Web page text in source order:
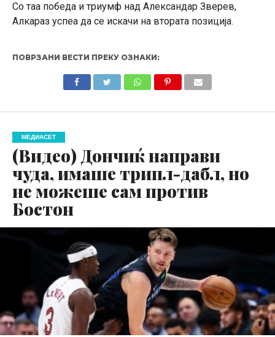
Со таа победа и триумф над Александар Зверев,
Алкараз успеа да се искачи на втората позиција.
ПОВРЗАНИ ВЕСТИ ПРЕКУ ОЗНАКИ:
МЕДИАСЕТ
(Видео) Дончиќ направи
чуда, имаше трипл-дабл, но
не можеше сам против
Бостон